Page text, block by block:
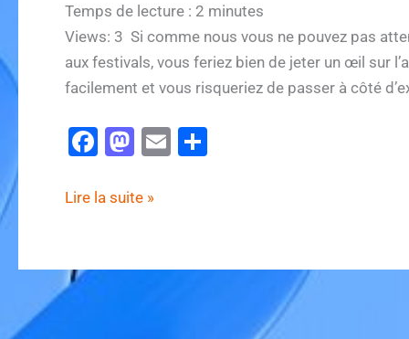
Temps de lecture : 2 minutes
Views: 3 Si comme nous vous ne pouvez pas
aux festivals, vous feriez bien de jeter un œil sur
facilement et vous risqueriez de passer à côté
F
c
M
st
E
Extrema
dévoile
sa
Lire la suite »